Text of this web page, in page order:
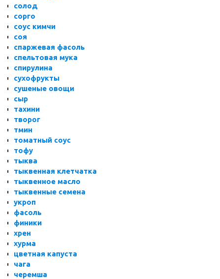
солод
сорго
соус кимчи
соя
спаржевая фасоль
спельтовая мука
спирулина
сухофрукты
сушеные овощи
сыр
тахини
творог
тмин
томатный соус
тофу
тыква
тыквенная клетчатка
тыквенное масло
тыквенные семена
укроп
фасоль
финики
хрен
хурма
цветная капуста
чага
черемша